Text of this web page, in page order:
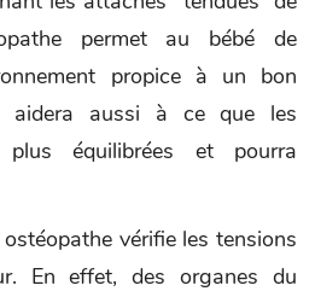
permet au bébé de
propice à un bon
aidera aussi à ce que les
plus équilibrées et pourra
vérifie les tensions
En effet, des organes du